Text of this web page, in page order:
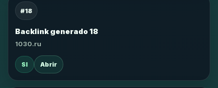
#18
Backlink generado 18
1030.ru
SI Abrir